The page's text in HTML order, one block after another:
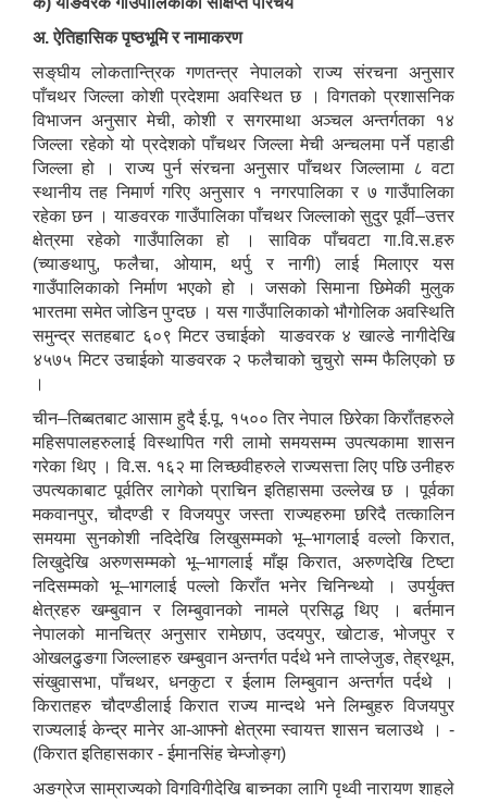
अ. ऐतिहासिक पृष्ठभूमि र नामाकरण
सङ्‌घीय लोकतान्त्रिक गणतन्त्र नेपालको राज्य संरचना अनुसार
पाँचथर जिल्ला कोशी प्रदेशमा अवस्थित छ । विगतको प्रशासनिक
विभाजन अनुसार मेची, कोशी र सगरमाथा अञ्चल अन्तर्गतका १४
जिल्ला रहेको यो प्रदेशको पाँचथर जिल्ला मेची अन्चलमा पर्ने पहाडी
जिल्ला हो । राज्य पुर्न संरचना अनुसार पाँचथर जिल्लामा ८ वटा
स्थानीय तह निमार्ण गरिए अनुसार १ नगरपालिका र ७ गाउँपालिका
रहेका छन । याङवरक गाउँपालिका पाँचथर जिल्लाको सुदुर पूर्वी–उत्तर
क्षेत्रमा रहेको गाउँपालिका हो । साविक पाँचवटा गा.वि.स.हरु
(च्याङथापु, फलैचा, ओयाम, थर्पु र नागी) लाई मिलाएर यस
गाउँपालिकाको निर्माण भएको हो । जसको सिमाना छिमेकी मुलुक
भारतमा समेत जोडिन पुग्दछ । यस गाउँपालिकाको भौगोलिक अवस्थिति
समुन्द्र सतहबाट ६०९ मिटर उचाईको याङवरक ४ खाल्डे नागीदेखि
४५७५ मिटर उचाईको याङवरक २ फलैचाको चुचुरो सम्म फैलिएको छ
।
चीन–तिब्बतबाट आसाम हुदै ई.पू. १५०० तिर नेपाल छिरेका किराँतहरुले
महिसपालहरुलाई विस्थापित गरी लामो समयसम्म उपत्यकामा शासन
गरेका थिए । वि.स. १६२ मा लिच्छवीहरुले राज्यसत्ता लिए पछि उनीहरु
उपत्यकाबाट पूर्वतिर लागेको प्राचिन इतिहासमा उल्लेख छ । पूर्वका
मकवानपुर, चौदण्डी र विजयपुर जस्ता राज्यहरुमा छरिदै तत्कालिन
समयमा सुनकोशी नदिदेखि लिखुसम्मको भू–भागलाई वल्लो किरात,
लिखुदेखि अरुणसम्मको भू–भागलाई माँझ किरात, अरुणदेखि टिष्टा
नदिसम्मको भू–भागलाई पल्लो किराँत भनेर चिनिन्थ्यो । उपर्युक्त
क्षेत्रहरु खम्बुवान र लिम्बुवानको नामले प्रसिद्ध थिए । बर्तमान
नेपालको मानचित्र अनुसार रामेछाप, उदयपुर, खोटाङ, भोजपुर र
ओखलढुङगा जिल्लाहरु खम्बुवान अन्तर्गत पर्दथे भने ताप्लेजुङ, तेह्रथूम,
संखुवासभा, पाँचथर, धनकुटा र ईलाम लिम्बुवान अन्तर्गत पर्दथे ।
किरातहरु चौदण्डीलाई किरात राज्य मान्दथे भने लिम्बुहरु विजयपुर
राज्यलाई केन्द्र मानेर आ-आफ्नो क्षेत्रमा स्वायत्त शासन चलाउथे । -
(किरात इतिहासकार - ईमानसिंह चेम्जोङ्ग)
अङग्रेज साम्राज्यको विगविगीदेखि बाच्नका लागि पृथ्वी नारायण शाहले